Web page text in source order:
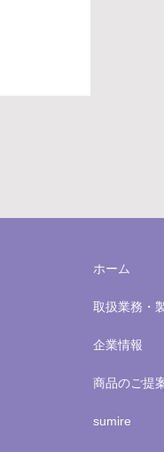
ホーム
取扱業務・
企業情報
商品のご提
sumire